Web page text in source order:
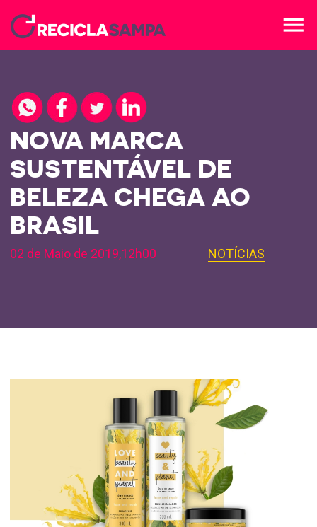
menu
NOVA MARCA
SUSTENTÁVEL DE
BELEZA CHEGA AO
BRASIL
02 de Maio de 2019,12h00 NOTÍCIAS